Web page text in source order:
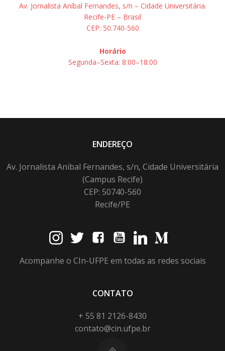
Av. Jornalista Aníbal Fernandes, s/n – Cidade Universitária.
Recife-PE – Brasil
CEP: 50.740-560
Horário
Segunda–Sexta: 8:00–18:00
ENDEREÇO
Av. Jornalista Anibal Fernandes, s/n, Cidade Universitária
(Campus Recife)
CEP: 50740-560
Recife/PE
Acompanhe o CIn-UFPE em todas as redes sociais
CONTATO
+ 55 81 2126-8430
contato@cin.ufpe.br